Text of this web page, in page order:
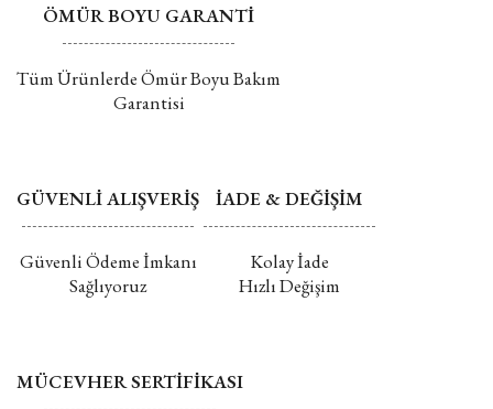
ÖMÜR BOYU GARANTİ
Tüm Ürünlerde Ömür Boyu Bakım
Garantisi
GÜVENLİ ALIŞVERİŞ
Güvenli Ödeme İmkanı
Sağlıyoruz
İADE & DEĞİŞİM
Kolay İade
Hızlı Değişim
MÜCEVHER SERTİFİKASI